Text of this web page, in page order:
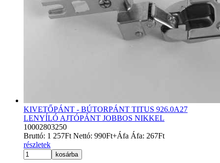
KIVETŐPÁNT - BÚTORPÁNT TITUS 926.0A27
LENYÍLÓ AJTÓPÁNT JOBBOS NIKKEL
10002803250
Bruttó: 1 257Ft Nettó: 990Ft+Áfa Áfa: 267Ft
részletek
kosárba